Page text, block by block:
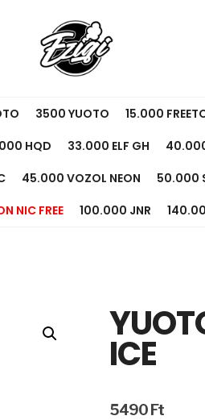
3500 YUOTO 15.000
HQD 33.000 ELF GH
45.000 VOZOL NEON 50.000
NIC FREE 100.000 JNR
ICE
5490 Ft